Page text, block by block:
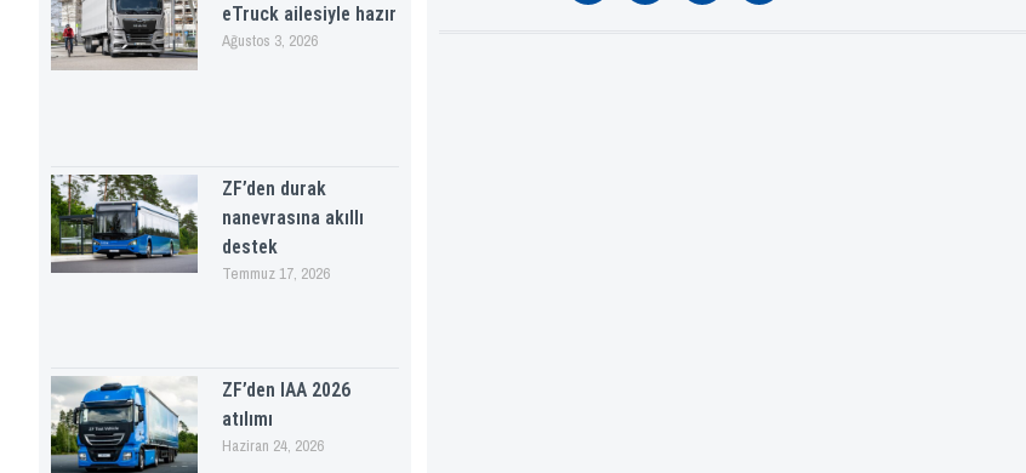
eTruck ailesiyle hazır
Ağustos 3, 2026
ZF’den durak
nanevrasına akıllı
destek
Temmuz 17, 2026
ZF’den IAA 2026
atılımı
Haziran 24, 2026